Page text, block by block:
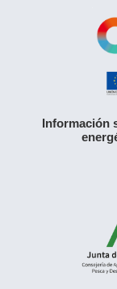
Información